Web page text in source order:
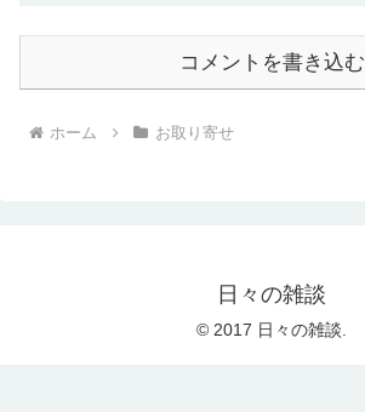
コメントを書き込む
ホーム お取り寄せ
日々の雑談
© 2017 日々の雑談.